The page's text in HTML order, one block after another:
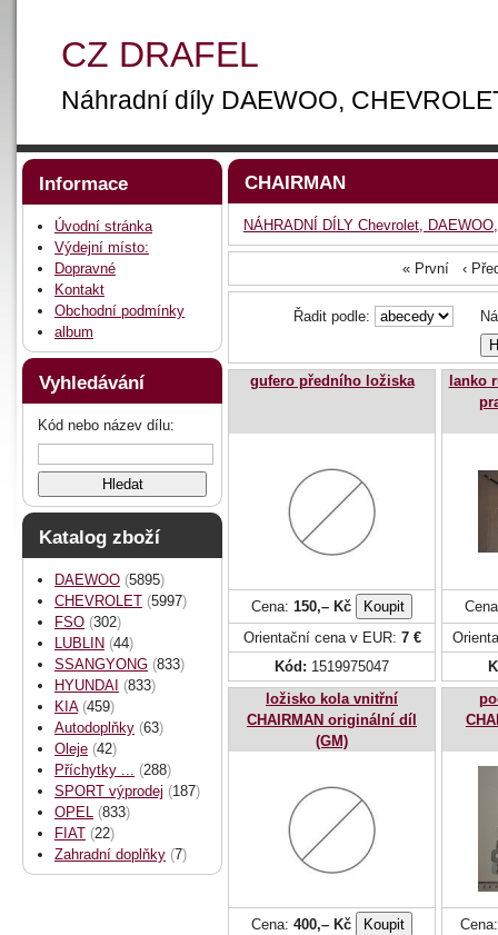
Informace
Úvodní stránka
Výdejní místo:
Dopravné
Kontakt
Obchodní podmínky
album
Vyhledávání
Kód nebo název dílu:
Katalog zboží
DAEWOO (5895)
CHEVROLET (5997)
FSO (302)
LUBLIN (44)
SSANGYONG (833)
HYUNDAI (833)
KIA (459)
Autodoplňky (63)
Oleje (42)
Příchytky ... (288)
SPORT výprodej (187)
OPEL (833)
FIAT (22)
Zahradní doplňky (7)
CHAIRMAN
NÁHRADNÍ DÍLY Chevrolet,
« První ‹
Řadit podle:
gufero předního ložiska
Cena: 150,– Kč
Orientační cena v EUR: 7 €
Kód: 1519975047
lanko
ložisko kola vnitřní
CHAIRMAN originální díl
(GM)
Cena: 400,– Kč
CZ DRAFEL
Náhradní díly DAEWOO,